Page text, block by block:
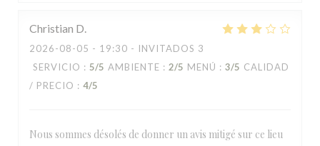
Christian D
2026-08-05 - 19:30 - INVITADOS 3
SERVICIO : 5/5 AMBIENTE : 2/5 MENÚ : 3/5 CALIDAD
/ PRECIO : 4/5
Nous sommes désolés de donner un avis mitigé sur ce lieu